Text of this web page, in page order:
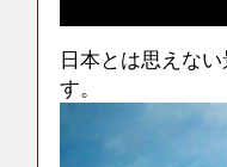
日本とは思えな
す。